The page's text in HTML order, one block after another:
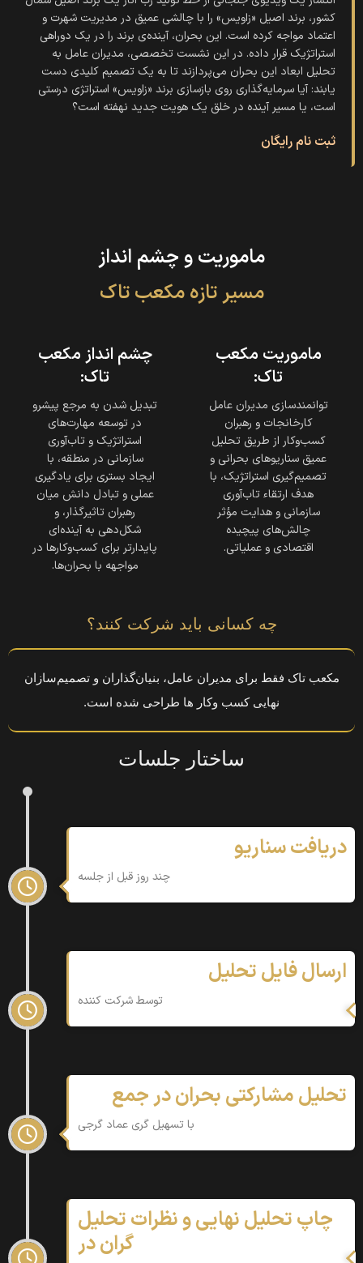
کشور، برند اصیل «زاویس» را با چالشی عمیق در مدیریت شهرت و
اعتماد مواجه کرده است. این بحران، آینده‌ی برند را در یک دوراهی
استراتژیک قرار داده. در این نشست تخصصی، مدیران عامل به
تحلیل ابعاد این بحران می‌پردازند تا به یک تصمیم کلیدی دست
یابند: آیا سرمایه‌گذاری روی بازسازی برند «زاویس» استراتژی درستی
است، یا مسیر آینده در خلق یک هویت جدید نهفته است؟
ثبت نام رایگان
ماموریت و چشم انداز
مسیر تازه مکعب تاک
ماموریت مکعب
تاک:
توانمندسازی مدیران عامل
کارخانجات و رهبران
کسب‌وکار از طریق تحلیل
عمیق سناریوهای بحرانی و
تصمیم‌گیری استراتژیک، با
هدف ارتقاء تاب‌آوری
سازمانی و هدایت مؤثر
چالش‌های پیچیده
اقتصادی و عملیاتی.
چشم انداز مکعب
تاک:
تبدیل شدن به مرجع پیشرو
در توسعه مهارت‌های
استراتژیک و تاب‌آوری
سازمانی در منطقه، با
ایجاد بستری برای یادگیری
عملی و تبادل دانش میان
رهبران تاثیرگذار، و
شکل‌دهی به آینده‌ای
پایدارتر برای کسب‌وکارها در
مواجهه با بحران‌ها.
چه کسانی باید شرکت کنند؟
مکعب تاک فقط برای مدیران عامل، بنیان‌گذاران و تصمیم‌سازان
نهایی کسب وکار ها طراحی شده است.
ساختار جلسات
دریافت سناریو
چند روز قبل از جلسه
ارسال فایل تحلیل
توسط شرکت کننده
تحلیل مشارکتی بحران در جمع
با تسهیل گری عماد گرجی
چاپ تحلیل نهایی و نظرات تحلیل
گران در